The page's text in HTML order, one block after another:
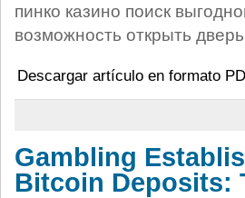
пинко казино поиск
возможность открыть
Descargar artículo en formato
Gambling
Bitcoin Deposits: